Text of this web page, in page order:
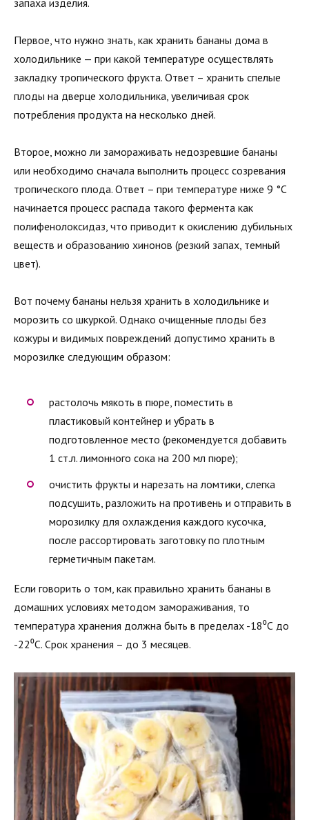
Первое, что нужно знать, как хранить бананы дома в
холодильнике — при какой температуре осуществлять
закладку тропического фрукта. Ответ – хранить спелые
плоды на дверце холодильника, увеличивая срок
потребления продукта на несколько дней.
Второе, можно ли замораживать недозревшие бананы
или необходимо сначала выполнить процесс созревания
тропического плода. Ответ – при температуре ниже 9 °C
начинается процесс распада такого фермента как
полифенолоксидаз, что приводит к окислению дубильных
веществ и образованию хинонов (резкий запах, темный
цвет).
Вот почему бананы нельзя хранить в холодильнике и
морозить со шкуркой. Однако очищенные плоды без
кожуры и видимых повреждений допустимо хранить в
морозилке следующим образом:
растолочь мякоть в пюре, поместить в
пластиковый контейнер и убрать в
подготовленное место (рекомендуется добавить
1 ст.л. лимонного сока на 200 мл пюре);
очистить фрукты и нарезать на ломтики, слегка
подсушить, разложить на противень и отправить в
морозилку для охлаждения каждого кусочка,
после рассортировать заготовку по плотным
герметичным пакетам.
Если говорить о том, как правильно хранить бананы в
домашних условиях методом замораживания, то
температура хранения должна быть в пределах -18⁰С до
-22⁰С. Срок хранения – до 3 месяцев.